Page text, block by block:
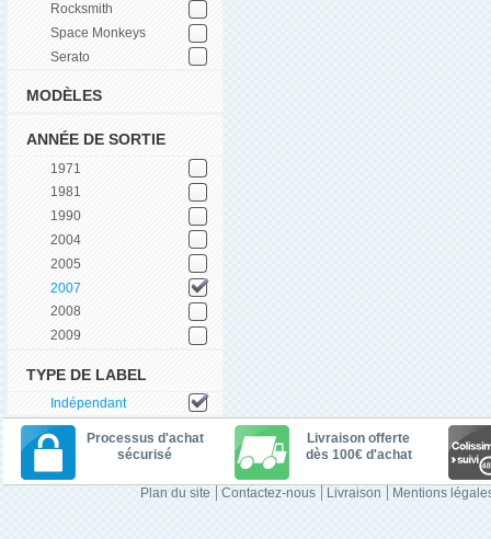
Rocksmith
Space Monkeys
Serato
MODÈLES
ANNÉE DE SORTIE
1971
1981
1990
2004
2005
2007
2008
2009
TYPE DE LABEL
Indépendant
Processus d'achat
sécurisé
Livraison offerte
dès 100€ d'achat
Plan du site Contactez-nous Livraison Mentions